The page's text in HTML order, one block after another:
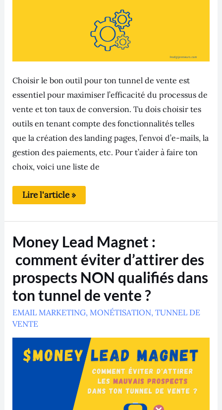
Choisir le bon outil pour ton tunnel de vente est
essentiel pour maximiser l’efficacité du processus de
vente et ton taux de conversion. Tu dois choisir tes
outils en tenant compte des fonctionnalités telles
que la création des landing pages, l’envoi d’e-mails, la
gestion des paiements, etc. Pour t’aider à faire ton
choix, voici une liste de
Lire l'article »
Money Lead Magnet :
comment éviter d’attirer des
prospects NON qualifiés dans
ton tunnel de vente ?
EMAIL MARKETING, MONÉTISATION, TUNNEL DE
VENTE
Money
Lead
:
éviter
d’attirer
des
prospects
NON
qualifiés
dans
ton
tunnel
de
vente